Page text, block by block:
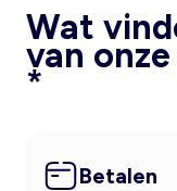
Wat
van
*
Betalen